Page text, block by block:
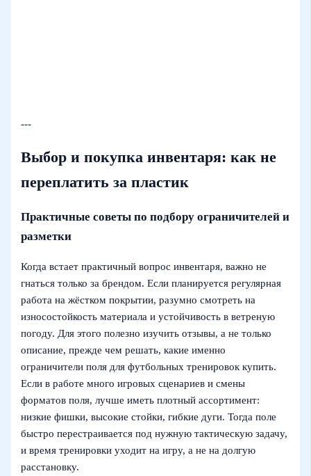
---
Выбор и покупка инвентаря: как не
переплатить за пластик
Практичные советы по подбору ограничителей и
разметки
Когда встает практичный вопрос инвентаря, важно не
гнаться только за брендом. Если планируется регулярная
работа на жёстком покрытии, разумно смотреть на
износостойкость материала и устойчивость в ветреную
погоду. Для этого полезно изучить отзывы, а не только
описание, прежде чем решать, какие именно
ограничители поля для футбольных тренировок купить.
Если в работе много игровых сценариев и смены
форматов поля, лучше иметь плотный ассортимент:
низкие фишки, высокие стойки, гибкие дуги. Тогда поле
быстро перестраивается под нужную тактическую задачу,
и время тренировки уходит на игру, а не на долгую
расстановку.